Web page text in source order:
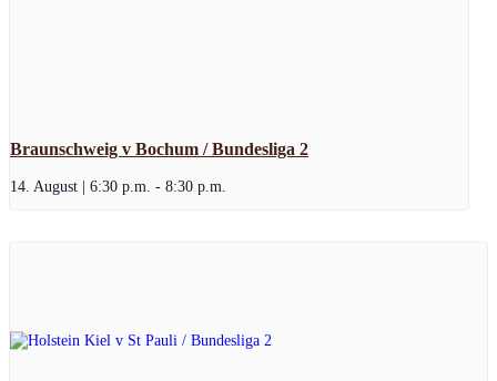
Braunschweig v Bochum / Bundesliga 2
14. August | 6:30 p.m. - 8:30 p.m.